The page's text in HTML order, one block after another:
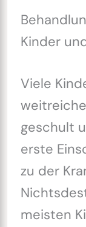
Kinder
Viele
geschult
erste
zu der
meisten